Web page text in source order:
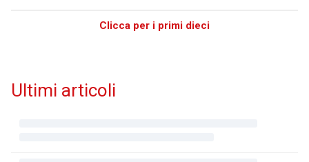
Clicca per i primi dieci
Ultimi articoli